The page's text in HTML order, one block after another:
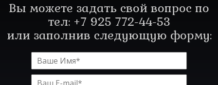
Вы можете задать свой вопрос по
тел: +7 925 772-44-53
или заполнив следующую форму: